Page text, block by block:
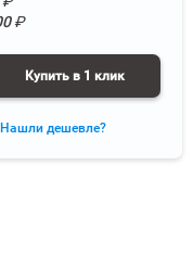
₽
Купить в 1 клик
Нашли дешевле?